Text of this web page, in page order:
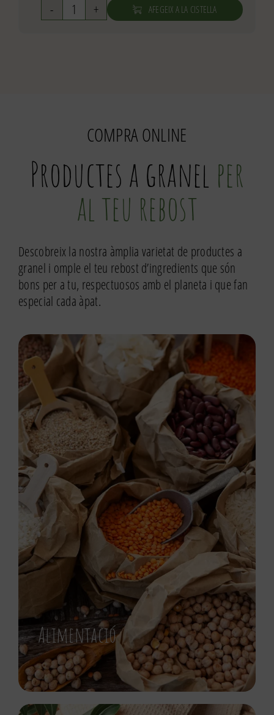
quantitat
AFEGEIX A LA CISTELLA
COMPRA ONLINE
Productes a granel per
al teu rebost
Descobreix la nostra àmplia varietat de productes a
granel i omple el teu rebost d’ingredients que són
bons per a tu, respectuosos amb el planeta i que fan
especial cada àpat.
Alimentació